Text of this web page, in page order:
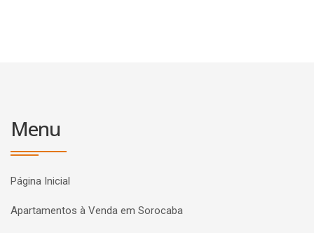
Menu
Página Inicial
Apartamentos à Venda em Sorocaba